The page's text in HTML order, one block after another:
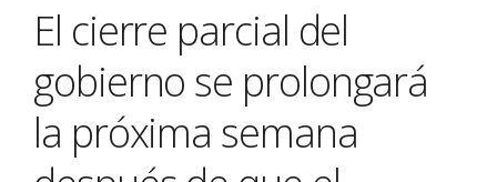
El cierre parcial del
gobierno se prolongará
la próxima semana